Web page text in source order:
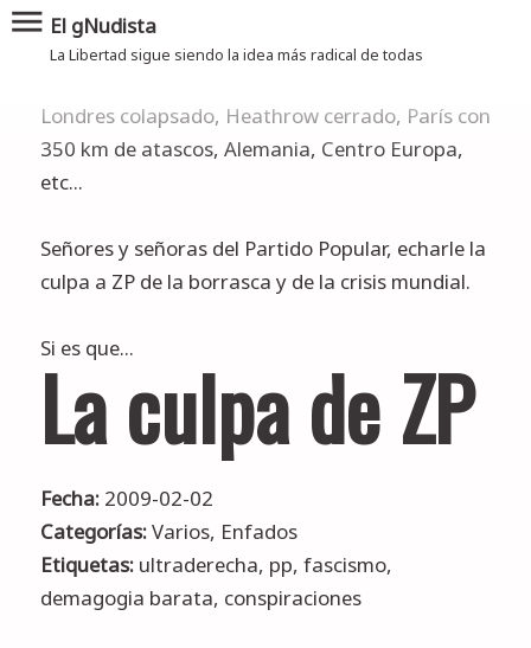
El gNudista
La Libertad sigue siendo la idea más radical de todas
menu
Londres colapsado, Heathrow cerrado, París con
350 km de atascos, Alemania, Centro Europa,
etc...
Señores y señoras del Partido Popular, echarle la
culpa a ZP de la borrasca y de la crisis mundial.
Si es que...
La culpa de ZP
Fecha:2009-02-02
Categorías:Varios, Enfados
Etiquetas: ultraderecha, pp, fascismo,
demagogia barata, conspiraciones